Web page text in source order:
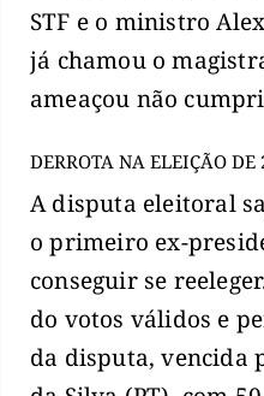
STF e o ministro
já chamou o
ameaçou não
DERROTA NA ELEIÇÃO DE
A disputa eleitoral
o primeiro ex-
conseguir se
do votos válidos e
da disputa, vencida